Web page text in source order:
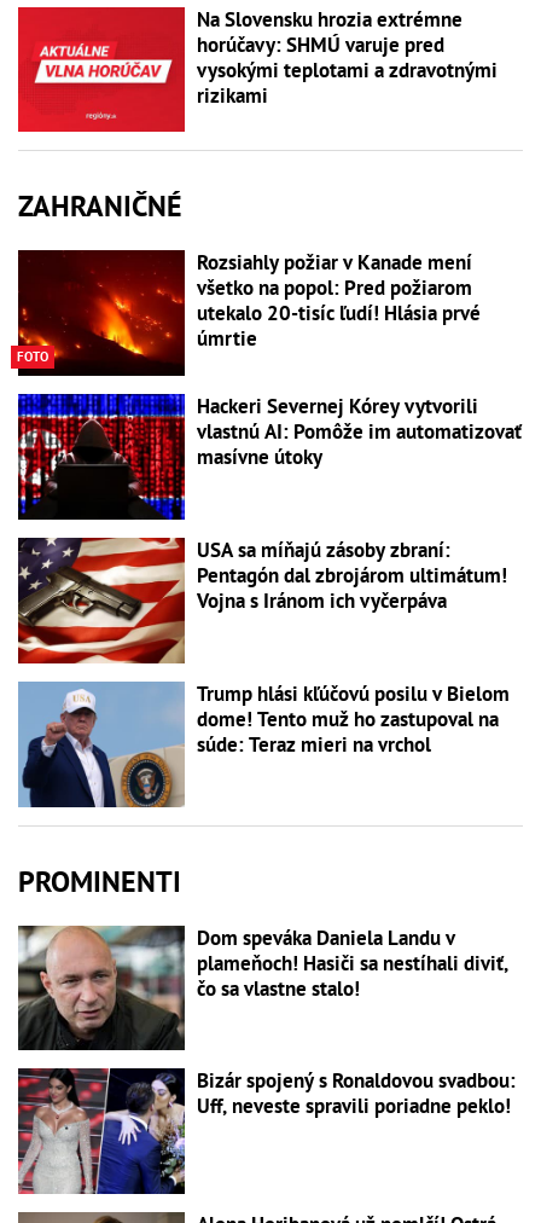
Na Slovensku hrozia extrémne
horúčavy: SHMÚ varuje pred
vysokými teplotami a zdravotnými
rizikami
ZAHRANIČNÉ
FOTO
Rozsiahly požiar v Kanade mení
všetko na popol: Pred požiarom
utekalo 20-tisíc ľudí! Hlásia prvé
úmrtie
Hackeri Severnej Kórey vytvorili
vlastnú AI: Pomôže im automatizovať
masívne útoky
USA sa míňajú zásoby zbraní:
Pentagón dal zbrojárom ultimátum!
Vojna s Iránom ich vyčerpáva
Trump hlási kľúčovú posilu v Bielom
dome! Tento muž ho zastupoval na
súde: Teraz mieri na vrchol
PROMINENTI
Dom speváka Daniela Landu v
plameňoch! Hasiči sa nestíhali diviť,
čo sa vlastne stalo!
Bizár spojený s Ronaldovou svadbou:
Uff, neveste spravili poriadne peklo!